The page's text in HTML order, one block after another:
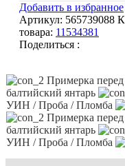
Добавить в избранное
Артикул: 565739088
товара: 11534381
Поделиться :
Примерка
балтийский янтарь
УИН / Проба / Пломба
Примерка
балтийский янтарь
УИН / Проба / Пломба